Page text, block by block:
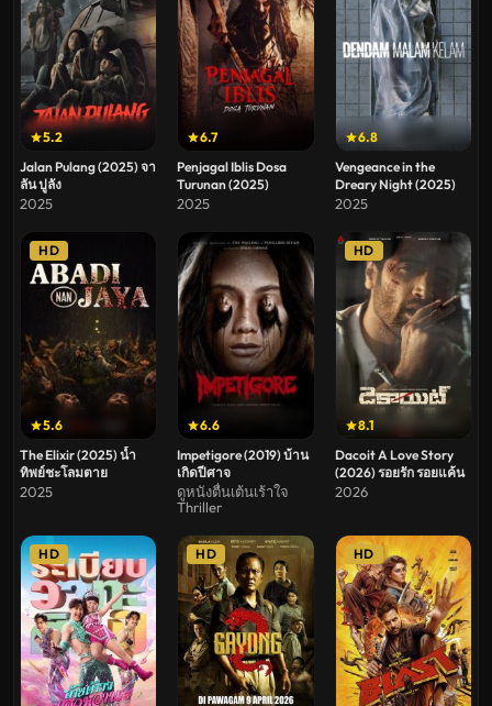
5.2
Jalan Pulang (2025) จา
ลัน ปูลัง
2025
6.7
Penjagal Iblis Dosa
Turunan (2025)
2025
6.8
Vengeance in the
Dreary Night (2025)
2025
5.6
HD
The Elixir (2025) น้ำ
ทิพย์ชะโลมตาย
2025
6.6
Impetigore (2019) บ้าน
เกิดปีศาจ
ดูหนังตื่นเต้นเร้าใจ
Thriller
8.1
HD
Dacoit A Love Story
(2026) รอยรัก รอยแค้น
2026
HD HD HD